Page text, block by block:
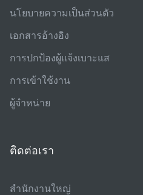
นโยบายความเป็นส่วนตัว
เอกสารอ้างอิง
การปกป้องผู้แจ้งเบาะแส
การเข้าใช้งาน
ผู้จําหน่าย
ติดต่อเรา
สํานักงานใหญ่